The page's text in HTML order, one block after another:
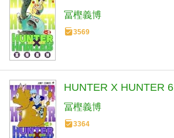
冨樫義博
3569
HUNTER X HUNTER 6
冨樫義博
3364